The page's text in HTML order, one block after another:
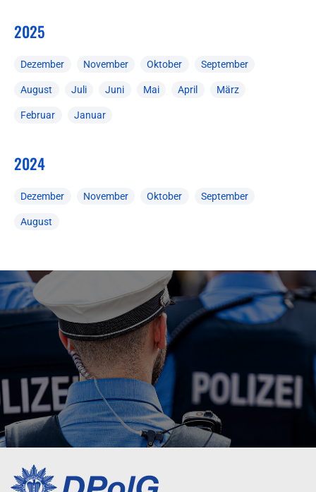
2025
Dezember November Oktober September
August Juli Juni Mai April März
Februar Januar
2024
Dezember November Oktober September
August